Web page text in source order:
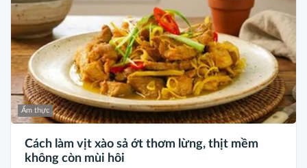
Ẩm thực
Cách làm vịt xào sả ớt thơm lừng, thịt mềm
không còn mùi hôi